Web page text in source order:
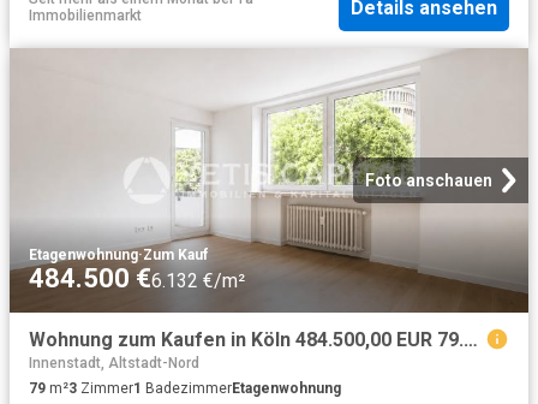
Immobilienmarkt
Details ansehen
Foto anschauen
Etagenwohnung·Zum Kauf
484.500 €6.132 €/m²
Wohnung zum Kaufen in Köln 484.500,00 EUR 79.14 m²
Innenstadt, Altstadt-Nord
79 m²3 Zimmer1 BadezimmerEtagenwohnung